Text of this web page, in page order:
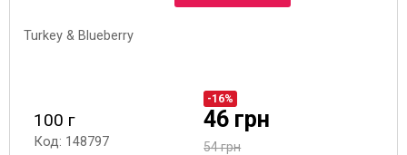
100 г
Код: 148797
-16%
46 грн
54 грн